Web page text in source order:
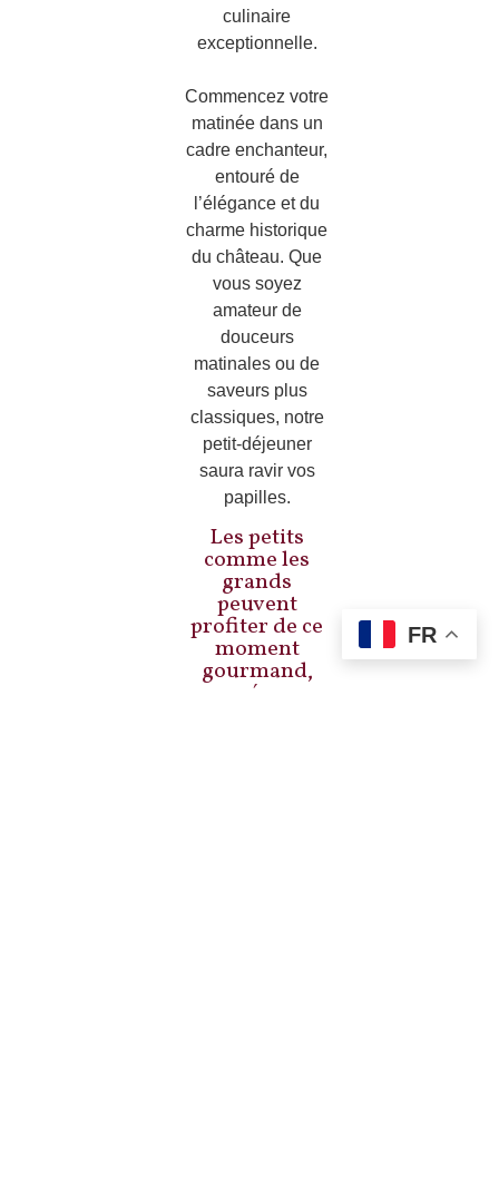
culinaire
exceptionnelle.
Commencez votre
matinée dans un
cadre enchanteur,
entouré de
l’élégance et du
charme historique
du château. Que
vous soyez
amateur de
douceurs
matinales ou de
saveurs plus
classiques, notre
petit-déjeuner
saura ravir vos
papilles.
Les petits
comme les
grands
peuvent
profiter de ce
moment
gourmand,
pensé pour
FR